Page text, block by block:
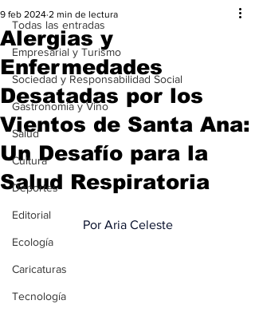
Todas las entradas
Empresarial y Turismo
Sociedad y Responsabilidad Social
Gastronomia y Vino
Salud
Cultura
Deportes
Editorial
Ecología
Caricaturas
Tecnología
Alergias y
Enfermedades
Desatadas por los
Vientos de Santa Ana:
Un Desafío para la
Salud Respiratoria
9 feb 2024 2 min de lectura
Por Aria Celeste